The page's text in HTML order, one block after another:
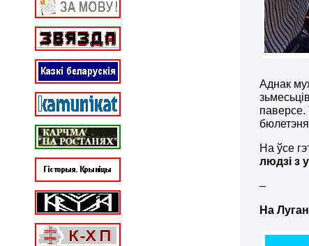
Аднак
паверсе.
На ўсе
людзі з
–
На